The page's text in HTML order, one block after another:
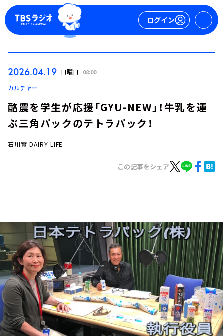
ログイン
お知らせ
イベント・グッズ
YouTube
会社情報
2026.04.19 日曜日 08:00
カルチャー
酪農を学生が応援「GYU-NEW」！牛乳を運
ぶ三角パックのテトラパック！
石川實 DAIRY LIFE
この記事をシェア